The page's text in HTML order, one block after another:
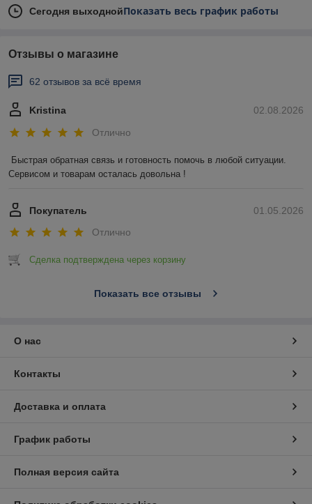
Сегодня выходнойПоказать весь график работы
Отзывы о магазине
62 отзывов за всё время
02.08.2026
Kristina
Отлично
Быстрая обратная связь и готовность помочь в любой ситуации.
Сервисом и товарам осталась довольна !
01.05.2026
Покупатель
Отлично
Сделка подтверждена через корзину
Показать все отзывы
О нас
Контакты
Доставка и оплата
График работы
Полная версия сайта